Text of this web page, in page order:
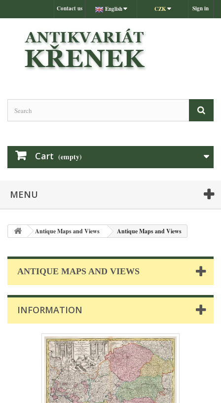
Sign in
CZK
English
Contact us
Cart (empty)
MENU
Antique Maps and Views Antique Maps and Views
ANTIQUE MAPS AND VIEWS
INFORMATION